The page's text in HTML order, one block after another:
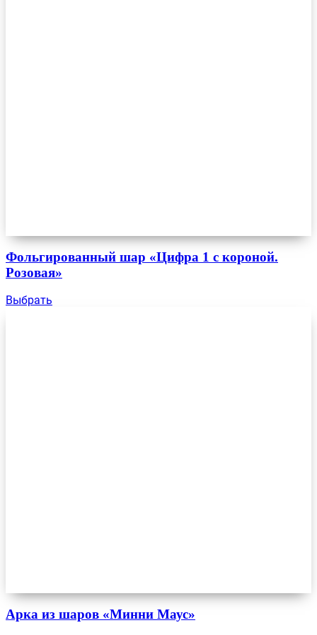
Фольгированный шар «Цифра 1 с короной.
Розовая»
Выбрать
Арка из шаров «Минни Маус»